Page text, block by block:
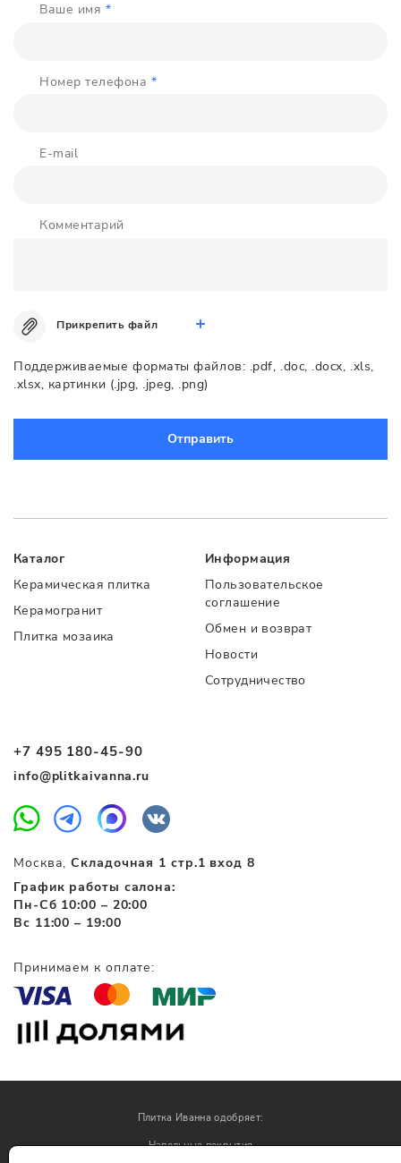
Ваше имя *
Номер телефона*
E-mail
Комментарий
Прикрепить файл
Поддерживаемые форматы файлов: .pdf, .doc, .docx, .xls,
.xlsx, картинки (.jpg, .jpeg, .png)
Отправить
+7 495 180-45-90
info@plitkaivanna.ru
Москва,Складочная 1 стр.1 вход 8
График работы салона:
Пн-Сб 10:00 – 20:00
Вс 11:00 – 19:00
Каталог
Керамическая плитка
Керамогранит
Плитка мозаика
Информация
Пользовательское
соглашение
Обмен и возврат
Новости
Сотрудничество
Принимаем к оплате:
Плитка Иванна одобряет:
Напольные покрытия